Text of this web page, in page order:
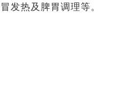
发热及脾胃调理等。